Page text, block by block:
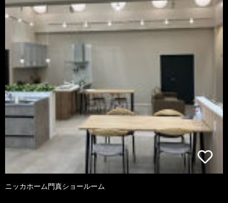
ニッカホーム門真ショールーム